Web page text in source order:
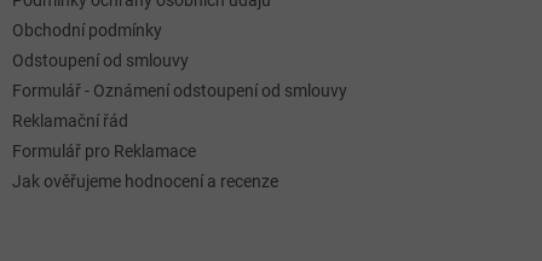
Obchodní podmínky
Odstoupení od smlouvy
Formulář - Oznámení odstoupení od smlouvy
Reklamační řád
Formulář pro Reklamace
Jak ověřujeme hodnocení a recenze